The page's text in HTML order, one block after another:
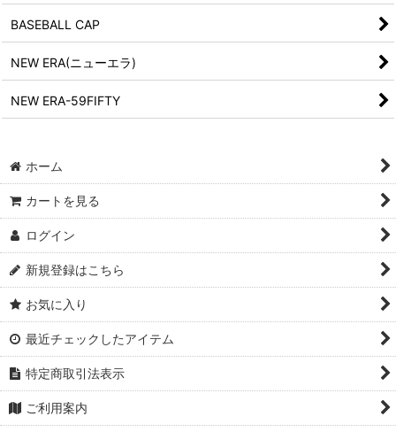
BASEBALL CAP
NEW ERA(ニューエラ)
NEW ERA-59FIFTY
ホーム
カートを見る
ログイン
新規登録はこちら
お気に入り
最近チェックしたアイテム
特定商取引法表示
ご利用案内